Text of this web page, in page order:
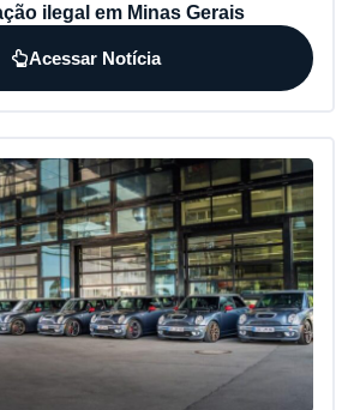
ilegal em Minas Gerais
Acessar Notícia